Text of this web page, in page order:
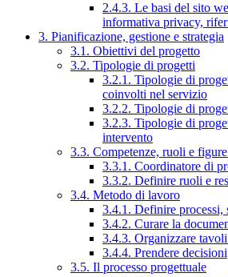
2.4.3. Le basi del sito
informativa privacy,
3. Pianificazione, gestione e strategia
3.1. Obiettivi del progetto
3.2. Tipologie di progetti
3.2.1. Tipologie di
coinvolti nel servizio
3.2.2. Tipologie di
3.2.3. Tipologie di
intervento
3.3. Competenze, ruoli e
3.3.1. Coordinatore di
3.3.2. Definire ruoli e
3.4. Metodo di lavoro
3.4.1. Definire processi,
3.4.2. Curare la
3.4.3. Organizzare
3.4.4. Prendere decisioni
3.5. Il processo progettuale